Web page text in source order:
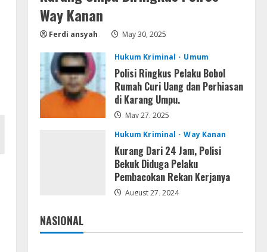
4
Bhakti; Rumah Ibu Yuli Hangus
Dilalap Api
Serialers
Adobe Acrobat Pro 2021
Portable only [100% Worked]
[Windows] 2025
August 7, 2026
Way Kanan
Ferdi ansyah May 30, 2025
Hukum Kriminal Umum
Polisi Ringkus Pelaku Bobol
Rumah Curi Uang dan Perhiasan
di Karang Umpu.
May 27, 2025
Hukum Kriminal
Way Kanan
Kurang Dari 24 Jam, Polisi
Bekuk Diduga Pelaku
Pembacokan Rekan Kerjanya
August 27, 2024
NASIONAL
Jakarta